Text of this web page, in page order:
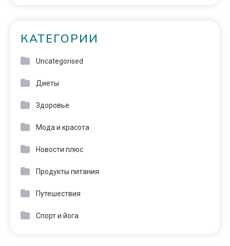
КАТЕГОРИИ
Uncategorised
Диеты
Здоровье
Мода и красота
Новости плюс
Продукты питания
Путешествия
Спорт и йога